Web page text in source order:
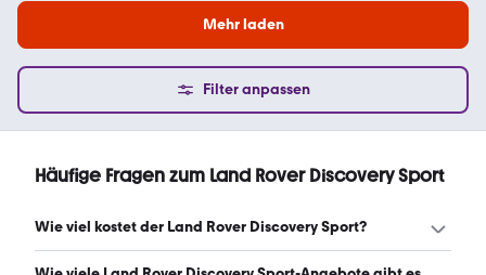
Mehr laden
Filter anpassen
Häufige Fragen zum Land Rover Discovery Sport
Wie viel kostet der Land Rover Discovery Sport?
Ein guter Preis für einen Land Rover Discovery Sport liegt